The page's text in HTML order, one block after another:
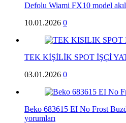
Defolu Wiami FX10 model
10.01.2026 0
TEK KİŞİLİK SPOT İŞÇİ
03.01.2026 0
Beko 683615 EI No Frost
yorumları